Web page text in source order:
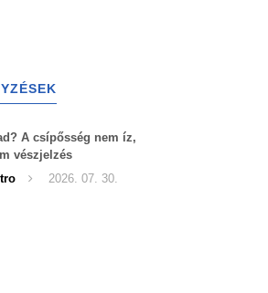
A csípősség nem íz,
vészjelzés
2026. 07. 30.